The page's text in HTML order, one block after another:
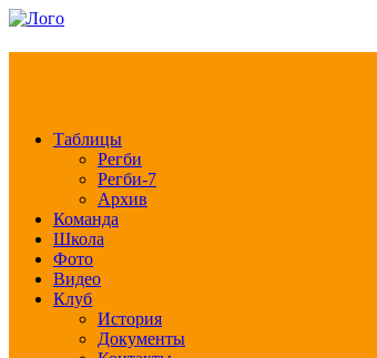
Таблицы
Регби
Регби-7
Архив
Команда
Школа
Фото
Видео
Клуб
История
Документы